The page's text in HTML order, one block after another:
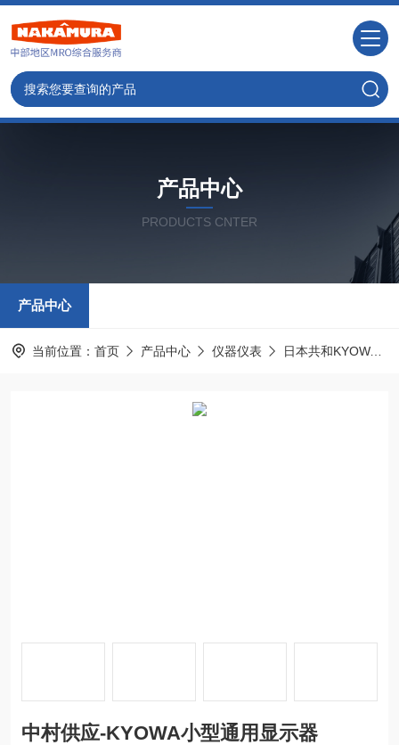
产品中心
PRODUCTS CNTER
产品中心
当前位置： 首页 产品中心 仪器仪表 日本共和KYOWA
中村供应-KYOWA小型通用显示器